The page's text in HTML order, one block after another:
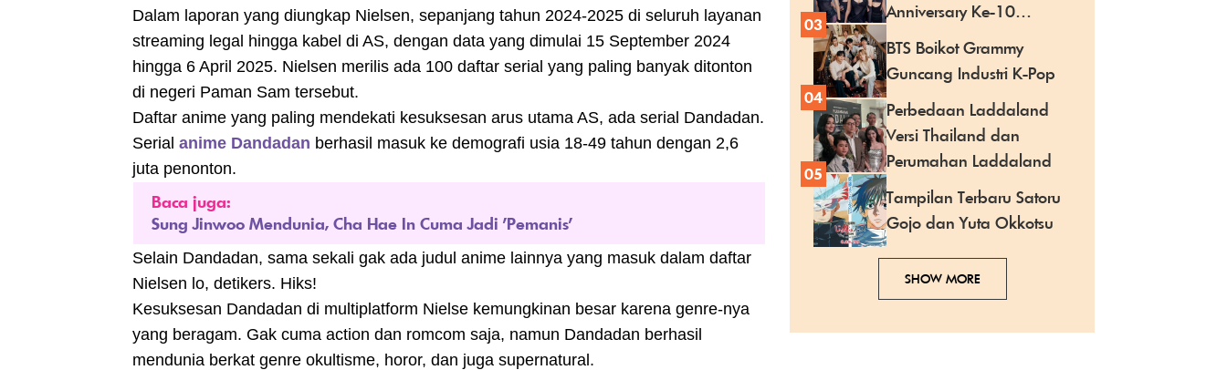
Dalam laporan yang diungkap Nielsen, sepanjang tahun 2024-2025 di seluruh layanan
streaming legal hingga kabel di AS, dengan data yang dimulai 15 September 2024
hingga 6 April 2025. Nielsen merilis ada 100 daftar serial yang paling banyak ditonton
di negeri Paman Sam tersebut.
Daftar anime yang paling mendekati kesuksesan arus utama AS, ada serial Dandadan.
Serial anime Dandadan berhasil masuk ke demografi usia 18-49 tahun dengan 2,6
juta penonton.
Baca juga:
Sung Jinwoo Mendunia, Cha Hae In Cuma Jadi 'Pemanis'
Selain Dandadan, sama sekali gak ada judul anime lainnya yang masuk dalam daftar
Nielsen lo, detikers. Hiks!
Kesuksesan Dandadan di multiplatform Nielse kemungkinan besar karena genre-nya
yang beragam. Gak cuma action dan romcom saja, namun Dandadan berhasil
mendunia berkat genre okultisme, horor, dan juga supernatural.
Anniversary Ke-10
BLACKPINK
03
BTS Boikot Grammy
Guncang Industri K-Pop
04
Perbedaan Laddaland
Versi Thailand dan
Perumahan Laddaland
05
Tampilan Terbaru Satoru
Gojo dan Yuta Okkotsu
SHOW MORE